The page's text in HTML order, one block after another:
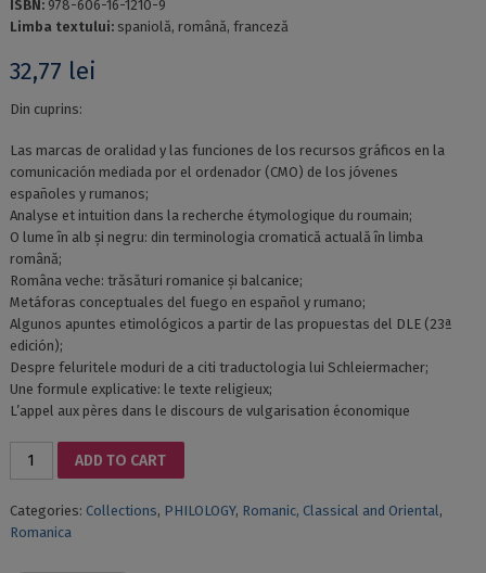
ISBN: 978-606-16-1210-9
Limba textului: spaniolă, română, franceză
32,77 lei
Din cuprins:
Las marcas de oralidad y las funciones de los recursos gráficos en la
comunicación mediada por el ordenador (CMO) de los jóvenes
españoles y rumanos;
Analyse et intuition dans la recherche étymologique du roumain;
O lume în alb și negru: din terminologia cromatică actuală în limba
română;
Româna veche: trăsături romanice și balcanice;
Metáforas conceptuales del fuego en español y rumano;
Algunos apuntes etimológicos a partir de las propuestas del DLE (23ª
edición);
Despre feluritele moduri de a citi traductologia lui Schleiermacher;
Une formule explicative: le texte religieux;
L’appel aux pères dans le discours de vulgarisation économique
CONFERINȚELE
CATEDREI
ADD TO CART
Categories: Collections, PHILOLOGY, Romanic, Classical and Oriental,
Romanica